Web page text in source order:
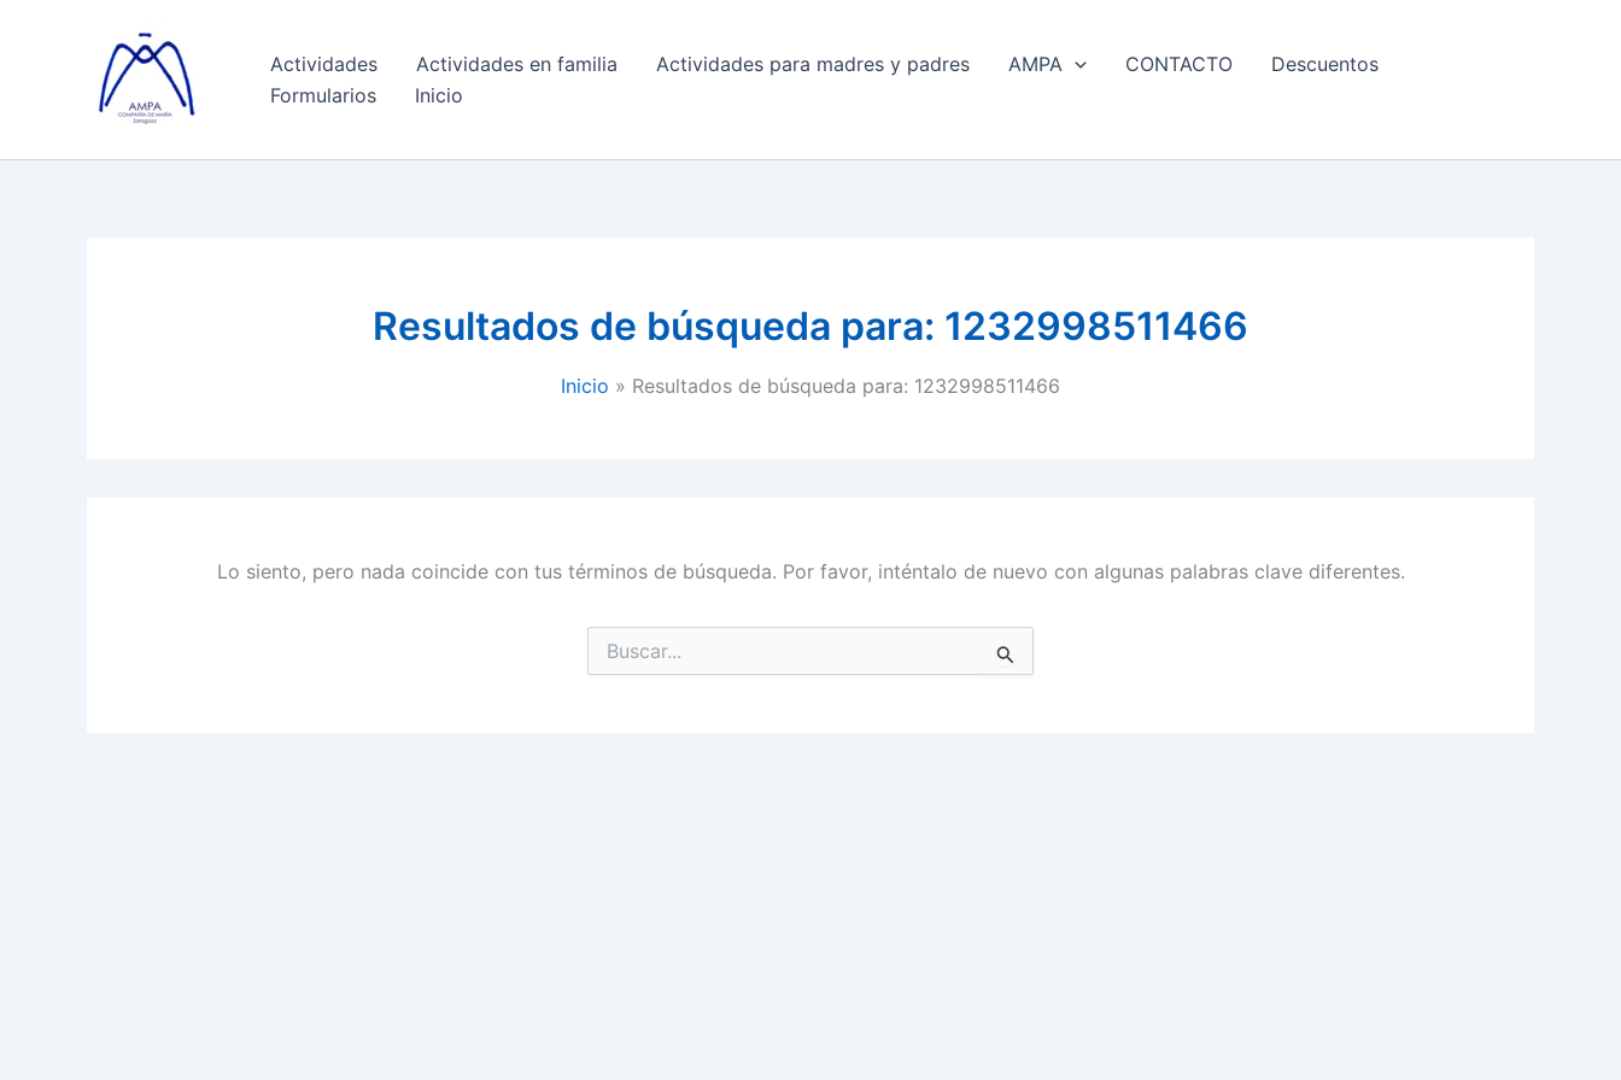
Actividades Actividades en familia Actividades para madres y padres AMPA CONTACTO
Descuentos
Formularios
Inicio
Resultados de búsqueda para: 1232998511466
Inicio Resultados de búsqueda para: 1232998511466
Lo siento, pero nada coincide con tus términos de búsqueda. Por favor, inténtalo de nuevo con algunas palabras clave diferentes.
por: